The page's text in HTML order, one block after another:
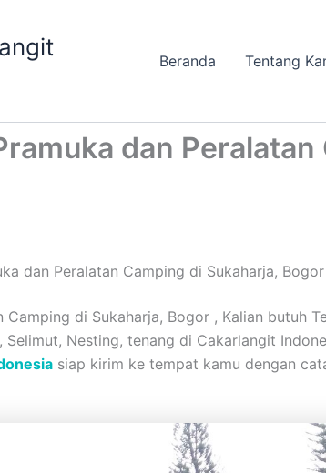
Beranda Tentang
dan
dan Peralatan Camping di Sukaharja, Bogor
di Sukaharja, Bogor , Kalian butuh
Nesting, tenang di Cakarlangit
siap kirim ke tempat kamu dengan